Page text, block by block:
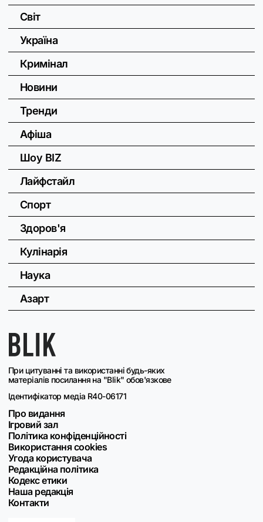
При цитуванні та використанні будь-яких
матеріалів посилання на "Blik" обов'язкове
Ідентифікатор медіа R40-06171
Про видання
Ігровий зал
Політика конфіденційності
Використання cookies
Угода користувача
Редакційна політика
Кодекс етики
Наша редакція
Контакти
Світ
Україна
Кримінал
Новини
Тренди
Афіша
Шоу BIZ
Лайфстайл
Спорт
Здоров'я
Кулінарія
Наука
Азарт